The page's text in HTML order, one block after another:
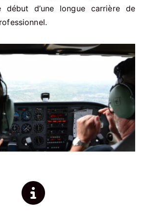
début d’une longue carrière de